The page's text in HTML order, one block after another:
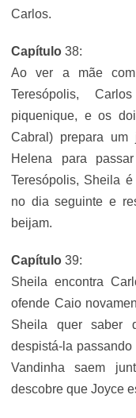
Carlos.
Capítulo 38:
Ao ver a mãe
Teresópolis,
piquenique, e os
Cabral) prepara um
Helena para
Teresópolis, Sheila
no dia seguinte e
beijam.
Capítulo 39:
Sheila encontra
ofende Caio
Sheila quer saber
despistá-la
Vandinha saem
descobre que Joyce